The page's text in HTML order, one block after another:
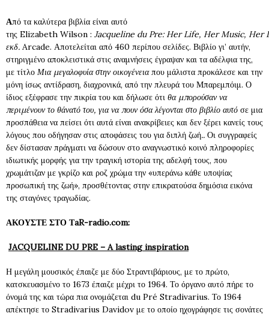
Από τα καλύτερα βιβλία είναι αυτό
της Elizabeth Wilson : Jacqueline du Pre:Her Life, Her Music, Her
εκδ. Arcade. Αποτελείται από 460 περίπου σελίδες. Βιβλίο γι’ αυτήν,
στηριγμένο αποκλειστικά στις αναμνήσεις έγραψαν και τα αδέλφια της,
με τίτλο Μια μεγαλοφυία στην οικογένειαπου μάλιστα προκάλεσε και την
μόνη ίσως αντίδραση, διαχρονικά, από την πλευρά του Μπαρεμπόιμ. Ο
ίδιος εξέφρασε την πικρία του και δήλωσε ότι θα μπορούσαν να
περιμένουν το θάνατό του, για να πουν όσα λέγονται στο βιβλίο αυτό σε μια
προσπάθεια να πείσει ότι αυτά είναι ανακρίβειες και δεν ξέρει κανείς τους
λόγους που οδήγησαν στις αποφάσεις του για διπλή ζωή.. Οι συγγραφείς
δεν δίστασαν πράγματι να δώσουν στο αναγνωστικό κοινό πληροφορίες
ιδιωτικής μορφής για την τραγική ιστορία της αδελφή τους, που
χρωμάτιζαν με γκρίζο και ροζ χρώμα την «υπεράνω κάθε υποψίας
προσωπική της ζωή», προσθέτοντας στην επικρατούσα δημόσια εικόνα
της σταγόνες τραγωδίας.
ΑΚΟΥΣΤΕ ΣΤΟ ΤaR-radio.com:
JACQUELINE DU PRE – A lasting inspiration
Η μεγάλη μουσικός έπαιζε με δύο Στραντιβάριους, με το πρώτο,
κατσκευασμένο το 1673 έπαιζε μέχρι το 1964. Το όργανο αυτό πήρε το
όνομά της και τώρα πια ονομάζεται du Pré Stradivarius. Το 1964
απέκτησε το Stradivarius Davidov με το οποίο ηχογράφησε τις σονάτες